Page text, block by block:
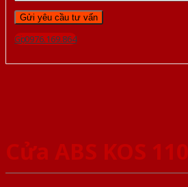
Gọi 0976.169.864
Cửa ABS KOS